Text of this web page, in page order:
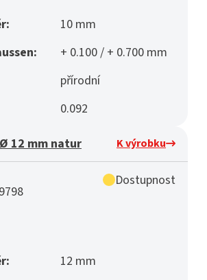
10 mm
+ 0.100 / + 0.700 mm
přírodní
0.092
12 mm natur K výrobku
Dostupnost
12 mm